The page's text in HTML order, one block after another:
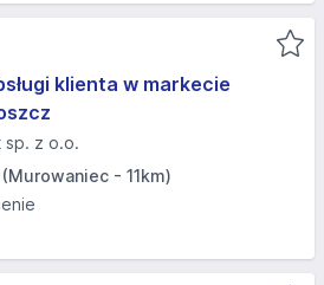
klienta w markecie
sp. z o.o.
- 11km)